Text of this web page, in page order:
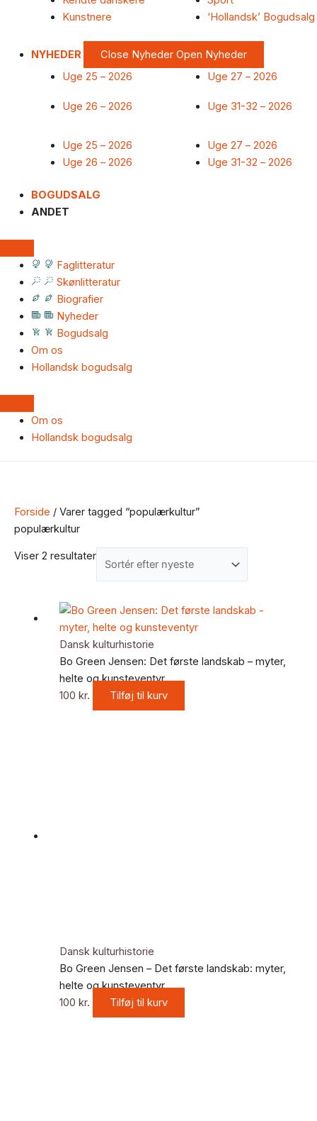
Kunstnere
‘Hollandsk’ Bogudsalg
NYHEDER Close Nyheder Open Nyheder
Uge 25 – 2026
Uge 26 – 2026
Uge 27 – 2026
Uge 31-32 – 2026
Uge 25 – 2026
Uge 26 – 2026
Uge 27 – 2026
Uge 31-32 – 2026
BOGUDSALG
ANDET
Faglitteratur
Skønlitteratur
Biografier
Nyheder
Bogudsalg
Om os
Hollandsk bogudsalg
Om os
Hollandsk bogudsalg
Forside / Varer tagged “populærkultur”
populærkultur
Viser 2 resultater
Dansk kulturhistorie
Bo Green Jensen: Det første landskab – myter,
helte og kunsteventyr
100 kr. Tilføj til kurv
Dansk kulturhistorie
Bo Green Jensen – Det første landskab: myter,
helte og kunsteventyr
100 kr. Tilføj til kurv